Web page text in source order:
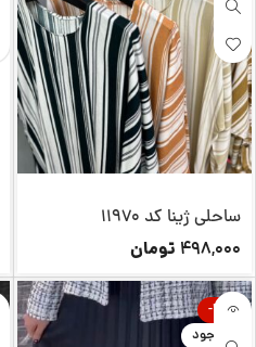
ساحلی ژینا کد 11970
498,000 تومان
-20%
ناموجود